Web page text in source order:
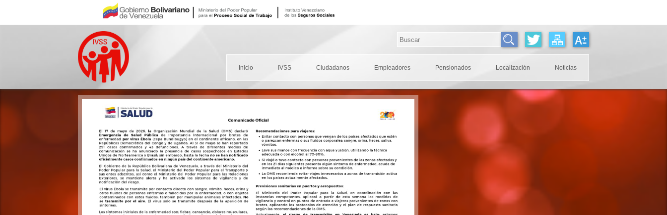
Inicio IVSS Ciudadanos Empleadores Pensionados Localización Noticias